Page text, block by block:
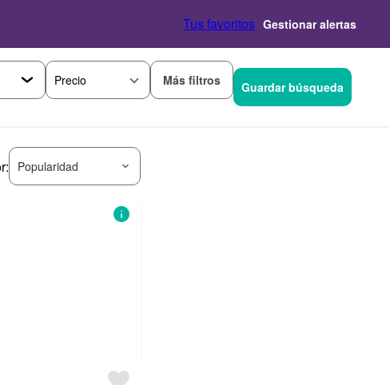
Tus favoritos Gestionar alertas
Precio Más filtros Guardar búsqueda
Popularidad